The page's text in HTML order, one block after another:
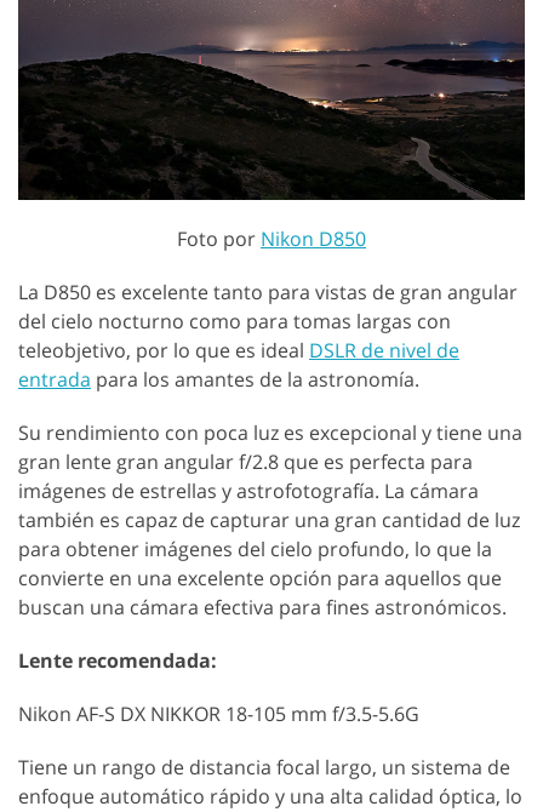
Foto por Nikon D850
La D850 es excelente tanto para vistas de gran angular
del cielo nocturno como para tomas largas con
teleobjetivo, por lo que es ideal DSLR de nivel de
entrada para los amantes de la astronomía.
Su rendimiento con poca luz es excepcional y tiene una
gran lente gran angular f/2.8 que es perfecta para
imágenes de estrellas y astrofotografía. La cámara
también es capaz de capturar una gran cantidad de luz
para obtener imágenes del cielo profundo, lo que la
convierte en una excelente opción para aquellos que
buscan una cámara efectiva para fines astronómicos.
Lente recomendada:
Nikon AF-S DX NIKKOR 18-105 mm f/3.5-5.6G
Tiene un rango de distancia focal largo, un sistema de
enfoque automático rápido y una alta calidad óptica, lo